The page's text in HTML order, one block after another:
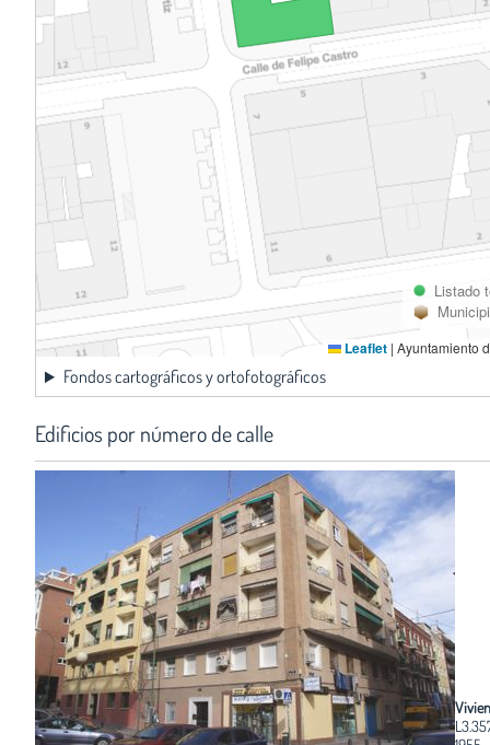
Listado
Leaflet | Ayuntamiento
Fondos cartográficos y ortofotográficos
Edificios por número de calle